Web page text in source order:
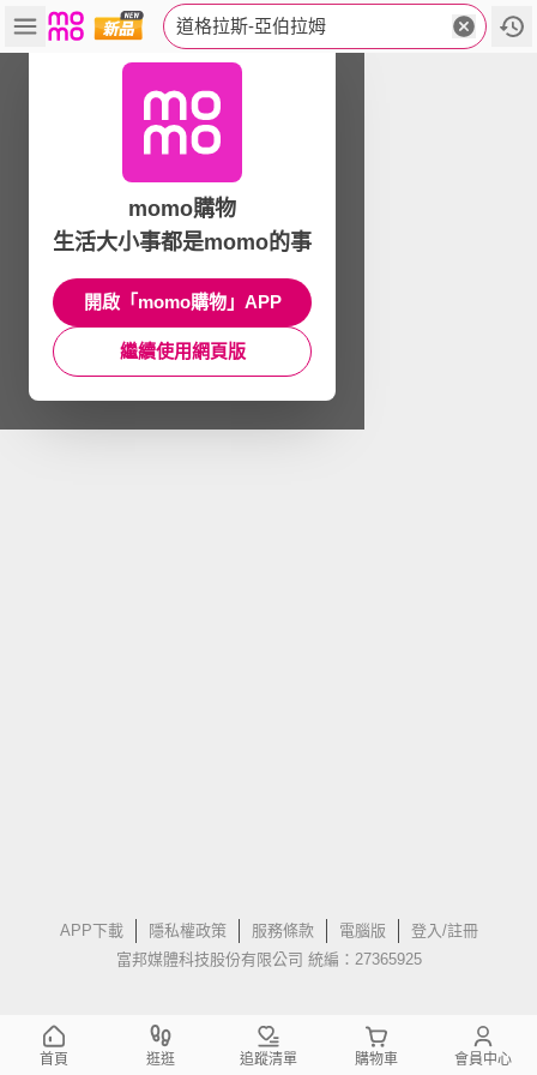
道格拉斯-亞伯拉姆
APP下載 隱私權政策 服務條款 電腦版
登入/註冊
富邦媒體科技股份有限公司 統編：27365925
momo購物
生活大小事都是momo的事
開啟「momo購物」APP
繼續使用網頁版
首頁 逛逛 追蹤清單 購物車 會員中心